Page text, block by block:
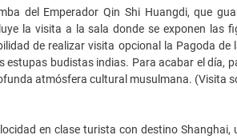
del Emperador Qin Shi Huangdi, que
la visita a la sala donde se exponen las
de realizar visita opcional la Pagoda
budistas indias. Para acabar el día,
atmósfera cultural musulmana. (Visita
en clase turista con destino